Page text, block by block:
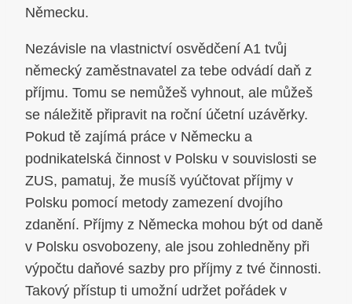
Německu.
Nezávisle na vlastnictví osvědčení A1 tvůj
německý zaměstnavatel za tebe odvádí daň z
příjmu. Tomu se nemůžeš vyhnout, ale můžeš
se náležitě připravit na roční účetní uzávěrky.
Pokud tě zajímá práce v Německu a
podnikatelská činnost v Polsku v souvislosti se
ZUS, pamatuj, že musíš vyúčtovat příjmy v
Polsku pomocí metody zamezení dvojího
zdanění. Příjmy z Německa mohou být od daně
v Polsku osvobozeny, ale jsou zohledněny při
výpočtu daňové sazby pro příjmy z tvé činnosti.
Takový přístup ti umožní udržet pořádek v